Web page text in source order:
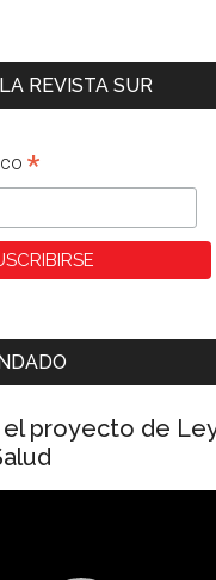
REVISTA SUR
*
el proyecto de